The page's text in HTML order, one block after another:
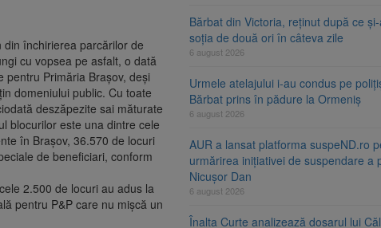
închirierea parcărilor de
cu vopsea pe asfalt, o dată
pentru Primăria Brașov, deși
domeniului public. Cu toate
deszăpezite sai măturate
blocurilor este una dintre cele
în Brașov, 36.570 de locuri
de beneficiari, conform
2.500 de locuri au adus la
pentru P&P care nu mișcă un
Bărbat din Victoria, reținut după ce
soția de două ori în câteva zile
6 august 2026
Urmele atelajului i-au condus pe
Bărbat prins în pădure la Ormeniș
6 august 2026
AUR a lansat platforma suspeND.ro
urmărirea inițiativei de suspendare a
Nicușor Dan
6 august 2026
Înalta Curte analizează dosarul lui